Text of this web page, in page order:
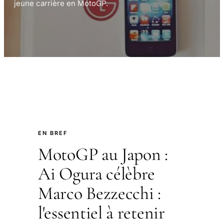
jeune carrière en MotoGP.
EN BREF
MotoGP au Japon :
Ai Ogura célèbre
Marco Bezzecchi :
l'essentiel à retenir